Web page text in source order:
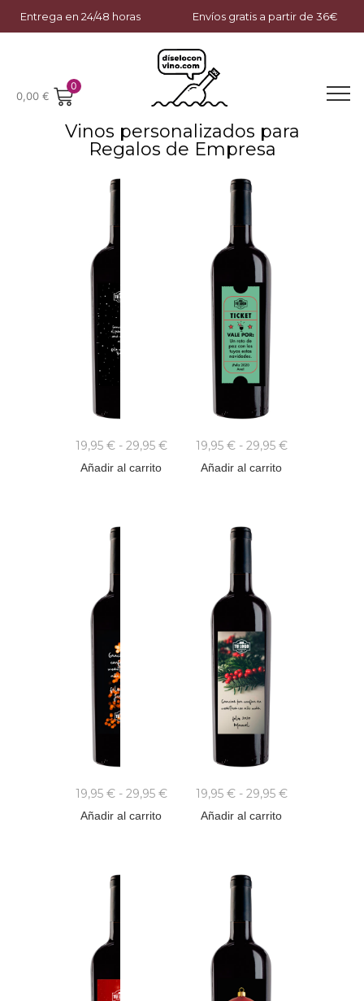
en 24/48 horas Envíos gratis a partir de 36€
0,00 €
0
Vinos personalizados para
Regalos de Empresa
19,95 € - 29,95 €
Añadir al carrito
19,95 € - 29,95 €
Añadir al carrito
19,95 € - 29,95 €
Añadir al carrito
19,95 € - 29,95 €
Añadir al carrito